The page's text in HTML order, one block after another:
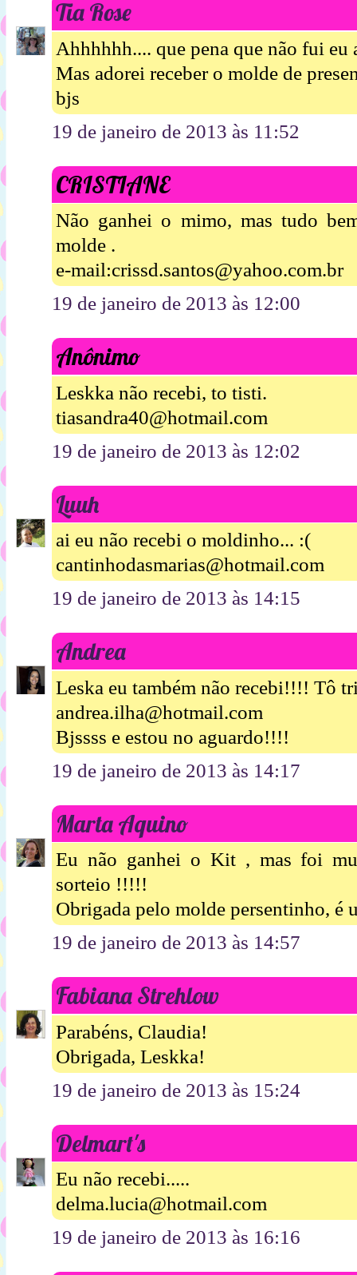
Tia Rose
Ahhhhhh.... que pena que não fui eu
Mas adorei receber o molde de
bjs
19 de janeiro de 2013 às 11:52
CRISTIANE
Não ganhei o mimo, mas tudo
molde .
e-mail:crissd.santos@yahoo.com.br
19 de janeiro de 2013 às 12:00
Anônimo
Leskka não recebi, to tisti.
tiasandra40@hotmail.com
19 de janeiro de 2013 às 12:02
Luuh
ai eu não recebi o moldinho... :(
cantinhodasmarias@hotmail.com
19 de janeiro de 2013 às 14:15
Andrea
Leska eu também não recebi!!!! Tô
andrea.ilha@hotmail.com
Bjssss e estou no aguardo!!!!
19 de janeiro de 2013 às 14:17
Marta Aquino
Eu não ganhei o Kit , mas foi
sorteio !!!!!
Obrigada pelo molde persentinho, é
19 de janeiro de 2013 às 14:57
Fabiana Strehlow
Parabéns, Claudia!
Obrigada, Leskka!
19 de janeiro de 2013 às 15:24
Delmart's
Eu não recebi.....
delma.lucia@hotmail.com
19 de janeiro de 2013 às 16:16